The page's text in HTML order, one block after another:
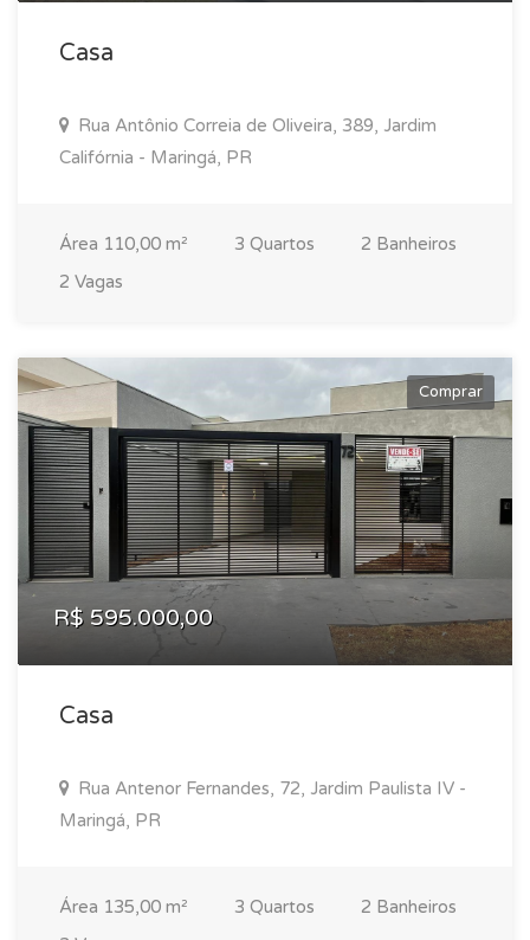
Casa
Rua Antônio Correia de Oliveira, 389, Jardim
Califórnia - Maringá, PR
Área 110,00 m² 3 Quartos
2 Banheiros
2 Vagas
Comprar
R$ 595.000,00
Casa
Rua Antenor Fernandes, 72, Jardim Paulista IV -
Maringá, PR
Área 135,00 m² 3 Quartos
2 Banheiros